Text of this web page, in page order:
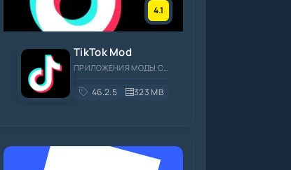
4.1
TikTok Mod
ПРИЛОЖЕНИЯ МОДЫ СОЦИАЛЬНЫЕ
46.2.5 323 MB